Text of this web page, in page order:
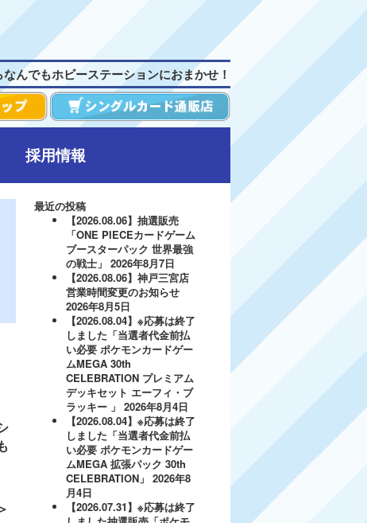
んでもホビーステーションにおまかせ！
採用情報
最近の投稿
【2026.08.06】抽選販売
「ONE PIECEカードゲーム
ブースターパック 世界最強
の戦士」 2026年8月7日
【2026.08.06】神戸三宮店
営業時間変更のお知らせ
2026年8月5日
【2026.08.04】※応募は終了
しました「当選者代金前払
い必要 ポケモンカードゲー
ムMEGA 30th
CELEBRATION プレミアム
デッキセット エーフィ・ブ
ラッキー 」 2026年8月4日
【2026.08.04】※応募は終了
しました「当選者代金前払
い必要 ポケモンカードゲー
ムMEGA 拡張パック 30th
CELEBRATION」 2026年8
月4日
【2026.07.31】※応募は終了